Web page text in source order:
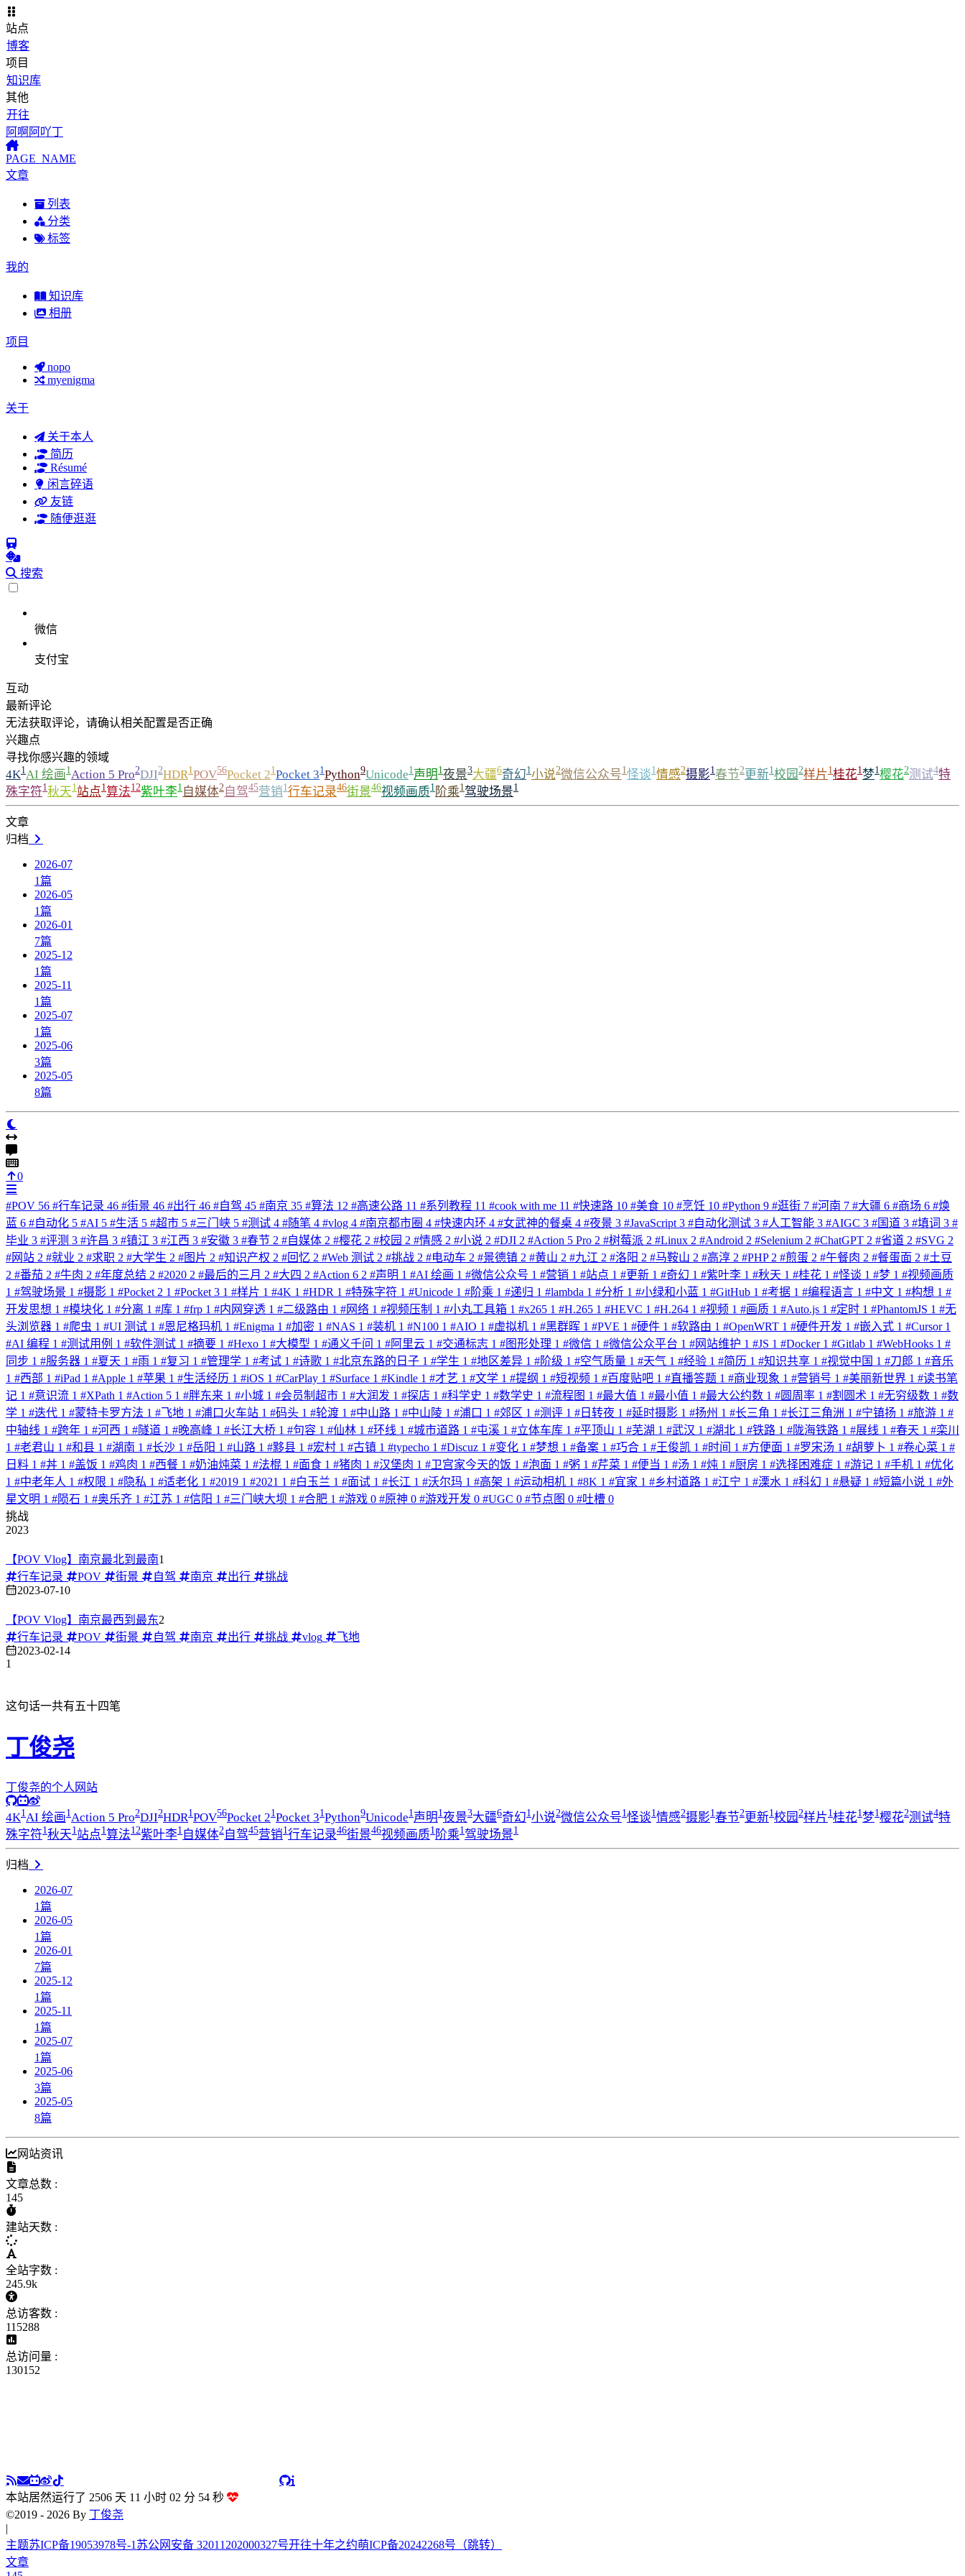
站点
博客
项目
知识库
其他
开往
阿啊阿吖丁
PAGE_NAME
文章
列表
分类
标签
我的
知识库
相册
项目
nopo
myenigma
关于
关于本人
简历
Résumé
闲言碎语
友链
随便逛逛
搜索
微信
支付宝
互动
最新评论
无法获取评论，请确认相关配置是否正确
兴趣点
寻找你感兴趣的领域
4K1AI 绘画1Action 5 Pro2DJI2HDR1POV56Pocket 21Pocket 31Python9Unicode1声明 1夜景3大疆6奇幻1小说2微信公众号1怪谈1情感2摄影1春节2更新1校园 2样片1桂花1梦1樱花2测试4特
殊字符1秋天1站点1算法12紫叶李1 自媒体2自驾45营销1行车记录46街景46视频画质1 阶乘1驾驶场景1
文章
归档
2026-07
1篇
2026-05
1篇
2026-01
7篇
2025-12
1篇
2025-11
1篇
2025-07
1篇
2025-06
3篇
2025-05
8篇
0
#POV 56 #行车记录 46 #街景 46 #出行 46 #自驾 45 #南京 35 #算法 12 #高速公路 11 #系列教程 11 #cook with me 11 #快速路 10 #美食 10 #烹饪 10 #Python 9 #逛街 7 #河南 7 #大疆 6 #商场 6 #焕
蓝 6 #自动化 5 #AI 5 #生活 5 #超市 5 #三门峡 5 #测试 4 #随笔 4 #vlog 4 #南京都市圈 4 #快速内环 4 #女武神的餐桌 4 #夜景 3 #JavaScript 3 #自动化测试 3 #人工智能 3 #AIGC 3 #国道 3 #填词 3 #
毕业 3 #评测 3 #许昌 3 #镇江 3 #江西 3 #安徽 3 #春节 2 #自媒体 2 #樱花 2 #校园 2 #情感 2 #小说 2 #DJI 2 #Action 5 Pro 2 #树莓派 2 #Linux 2 #Android 2 #Selenium 2 #ChatGPT 2 #省道 2 #SVG 2
#网站 2 #就业 2 #求职 2 #大学生 2 #图片 2 #知识产权 2 #回忆 2 #Web 测试 2 #挑战 2 #电动车 2 #景德镇 2 #黄山 2 #九江 2 #洛阳 2 #马鞍山 2 #高淳 2 #PHP 2 #煎蛋 2 #午餐肉 2 #餐蛋面 2 #土豆
2 #番茄 2 #牛肉 2 #年度总结 2 #2020 2 #最后的三月 2 #大四 2 #Action 6 2 #声明 1 #AI 绘画 1 #微信公众号 1 #营销 1 #站点 1 #更新 1 #奇幻 1 #紫叶李 1 #秋天 1 #桂花 1 #怪谈 1 #梦 1 #视频画质
1 #驾驶场景 1 #摄影 1 #Pocket 2 1 #Pocket 3 1 #样片 1 #4K 1 #HDR 1 #特殊字符 1 #Unicode 1 #阶乘 1 #递归 1 #lambda 1 #分析 1 #小绿和小蓝 1 #GitHub 1 #考据 1 #编程语言 1 #中文 1 #构想 1 #
开发思想 1 #模块化 1 #分离 1 #库 1 #frp 1 #内网穿透 1 #二级路由 1 #网络 1 #视频压制 1 #小丸工具箱 1 #x265 1 #H.265 1 #HEVC 1 #H.264 1 #视频 1 #画质 1 #Auto.js 1 #定时 1 #PhantomJS 1 #无
头浏览器 1 #爬虫 1 #UI 测试 1 #恩尼格玛机 1 #Enigma 1 #加密 1 #NAS 1 #装机 1 #N100 1 #AIO 1 #虚拟机 1 #黑群晖 1 #PVE 1 #硬件 1 #软路由 1 #OpenWRT 1 #硬件开发 1 #嵌入式 1 #Cursor 1
#AI 编程 1 #测试用例 1 #软件测试 1 #摘要 1 #Hexo 1 #大模型 1 #通义千问 1 #阿里云 1 #交通标志 1 #图形处理 1 #微信 1 #微信公众平台 1 #网站维护 1 #JS 1 #Docker 1 #Gitlab 1 #WebHooks 1 #
同步 1 #服务器 1 #夏天 1 #雨 1 #复习 1 #管理学 1 #考试 1 #诗歌 1 #北京东路的日子 1 #学生 1 #地区差异 1 #阶级 1 #空气质量 1 #天气 1 #经验 1 #简历 1 #知识共享 1 #视觉中国 1 #刀郎 1 #音乐
1 #西部 1 #iPad 1 #Apple 1 #苹果 1 #生活经历 1 #iOS 1 #CarPlay 1 #Surface 1 #Kindle 1 #才艺 1 #文学 1 #提纲 1 #短视频 1 #百度贴吧 1 #直播答题 1 #商业现象 1 #营销号 1 #美丽新世界 1 #读书笔
记 1 #意识流 1 #XPath 1 #Action 5 1 #胖东来 1 #小城 1 #会员制超市 1 #大润发 1 #探店 1 #科学史 1 #数学史 1 #流程图 1 #最大值 1 #最小值 1 #最大公约数 1 #圆周率 1 #割圆术 1 #无穷级数 1 #数
学 1 #迭代 1 #蒙特卡罗方法 1 #飞地 1 #浦口火车站 1 #码头 1 #轮渡 1 #中山路 1 #中山陵 1 #浦口 1 #郊区 1 #测评 1 # 日转夜 1 #延时摄影 1 #扬州 1 #长三角 1 #长江三角洲 1 #宁镇扬 1 #旅游 1 #
中轴线 1 #跨年 1 #河西 1 #隧道 1 #晚高峰 1 #长江大桥 1 #句容 1 #仙林 1 #环线 1 #城市道路 1 #屯溪 1 #立体车库 1 #平顶山 1 #芜湖 1 #武汉 1 #湖北 1 #铁路 1 #陇海铁路 1 #展线 1 #春天 1 #栾川
1 #老君山 1 #和县 1 #湖南 1 #长沙 1 #岳阳 1 #山路 1 #黟县 1 #宏村 1 #古镇 1 #typecho 1 #Discuz 1 #变化 1 #梦想 1 #备案 1 #巧合 1 #王俊凯 1 #时间 1 #方便面 1 #罗宋汤 1 #胡萝卜 1 #卷心菜 1 #
日料 1 #丼 1 #盖饭 1 #鸡肉 1 #西餐 1 #奶油炖菜 1 #法棍 1 #面食 1 #猪肉 1 #汉堡肉 1 #卫宫家今天的饭 1 #泡面 1 #粥 1 #芹菜 1 #便当 1 #汤 1 #炖 1 #厨房 1 #选择困难症 1 #游记 1 #手机 1 #优化
1 #中老年人 1 #权限 1 #隐私 1 #适老化 1 #2019 1 #2021 1 #白玉兰 1 #面试 1 #长江 1 #沃尔玛 1 #高架 1 #运动相机 1 #8K 1 #宜家 1 #乡村道路 1 #江宁 1 #溧水 1 #科幻 1 #悬疑 1 #短篇小说 1 #外
星文明 1 #陨石 1 #奥乐齐 1 #江苏 1 #信阳 1 #三门峡大坝 1 #合肥 1 #游戏 0 #原神 0 #游戏开发 0 #UGC 0 #节点图 0 #吐槽 0
挑战
2023
【POV Vlog】南京最北到最南1
行车记录
POV 街景 自驾 南京 出行
挑战
2023-07-10
【POV Vlog】南京最西到最东2
行车记录
POV 街景 自驾 南京 出行 挑战 vlog
飞地
2023-02-14
1
这句话一共有五十四笔
丁俊尧
丁俊尧的个人网站
4K1AI 绘画1Action 5 Pro2DJI2HDR1POV56Pocket 21Pocket 31Python9Unicode1声明 1夜景3大疆6奇幻1小说2微信公众号1怪谈1情感2摄影1春节2更新1校园 2样片1桂花1梦1樱花2测试4特
殊字符1秋天1站点1算法12紫叶李1 自媒体2自驾45营销1行车记录46街景46视频画质1 阶乘1驾驶场景1
归档
2026-07
1篇
2026-05
1篇
2026-01
7篇
2025-12
1篇
2025-11
1篇
2025-07
1篇
2025-06
3篇
2025-05
8篇
网站资讯
文章总数 :
145
建站天数 :
全站字数 :
245.9k
总访客数 :
115288
总访问量 :
130152
本站居然运行了 2506 天 11 小时 02 分 55 秒
©2019 - 2026 By 丁俊尧
出自 网
|
主题